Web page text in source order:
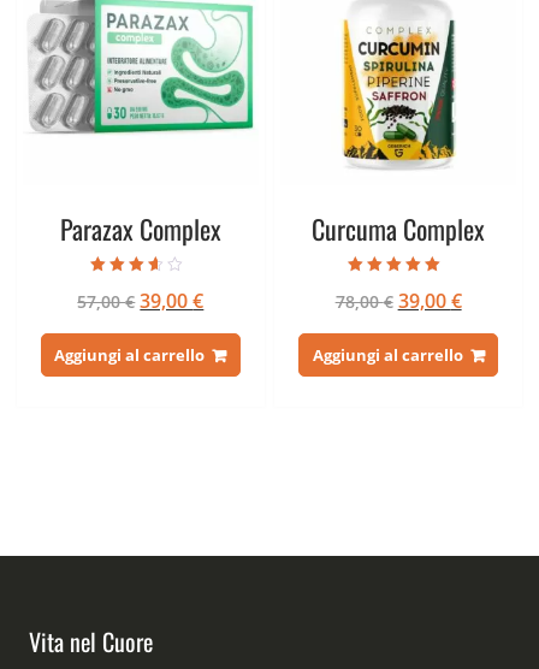
Parazax Complex
3.33
su 5
57,00€Il
originale
era:
39,00€Il
attuale
è:
Aggiungi al carrello
Curcuma Complex
4.67
su 5
78,00€ Il
originale
era:
39,00€Il
attuale
è:
Aggiungi al carrello
Vita nel Cuore